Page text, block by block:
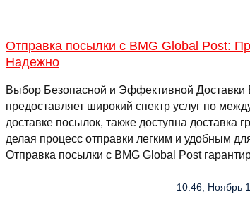
Отправка посылки с BMG Global Post:
Надежно
Выбор Безопасной и Эффективной Доставки
предоставляет широкий спектр услуг по
доставке посылок, также доступна доставка
делая процесс отправки легким и удобным
Отправка посылки с BMG Global Post
10:46, Ноябрь